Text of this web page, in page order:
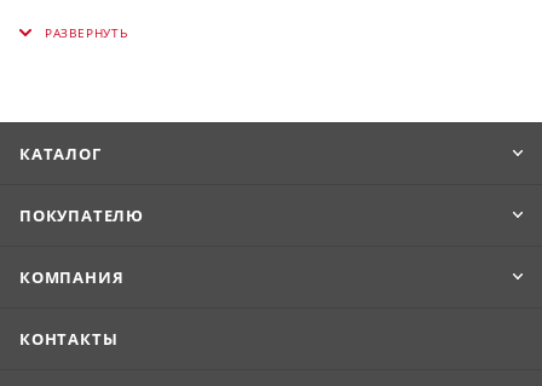
профнастила на углах и предотвращает попадание
КАТАЛОГ
ПОКУПАТЕЛЮ
КОМПАНИЯ
КОНТАКТЫ